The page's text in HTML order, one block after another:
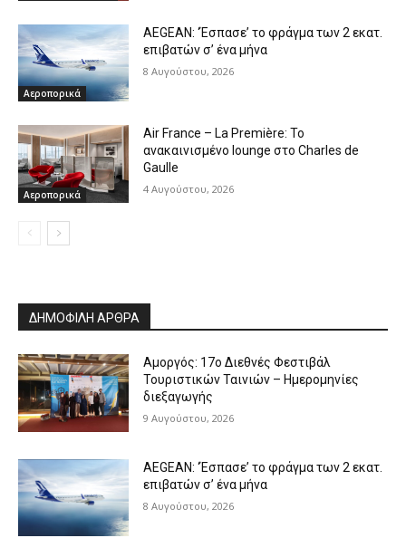
Αεροπορικά
AEGEAN: ‘Έσπασε’ το φράγμα των 2 εκατ.
επιβατών σ’ ένα μήνα
8 Αυγούστου, 2026
Αεροπορικά
Air France – La Première: Το
ανακαινισμένο lounge στο Charles de
Gaulle
4 Αυγούστου, 2026
ΔΗΜΟΦΙΛΗ ΑΡΘΡΑ
Αμοργός: 17ο Διεθνές Φεστιβάλ
Τουριστικών Ταινιών – Ημερομηνίες
διεξαγωγής
9 Αυγούστου, 2026
AEGEAN: ‘Έσπασε’ το φράγμα των 2 εκατ.
επιβατών σ’ ένα μήνα
8 Αυγούστου, 2026